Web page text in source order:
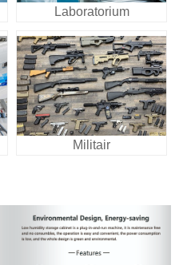
Laboratorium
Militair